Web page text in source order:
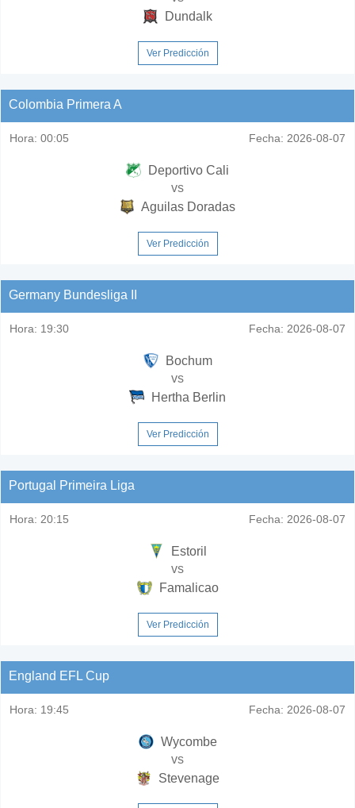
Dundalk
Ver Predicción
Colombia Primera A
Hora: 00:05 Fecha: 2026-08-07
Deportivo Cali
vs
Aguilas Doradas
Ver Predicción
Germany Bundesliga II
Hora: 19:30 Fecha: 2026-08-07
Bochum
vs
Hertha Berlin
Ver Predicción
Portugal Primeira Liga
Hora: 20:15 Fecha: 2026-08-07
Estoril
vs
Famalicao
Ver Predicción
England EFL Cup
Hora: 19:45 Fecha: 2026-08-07
Wycombe
vs
Stevenage